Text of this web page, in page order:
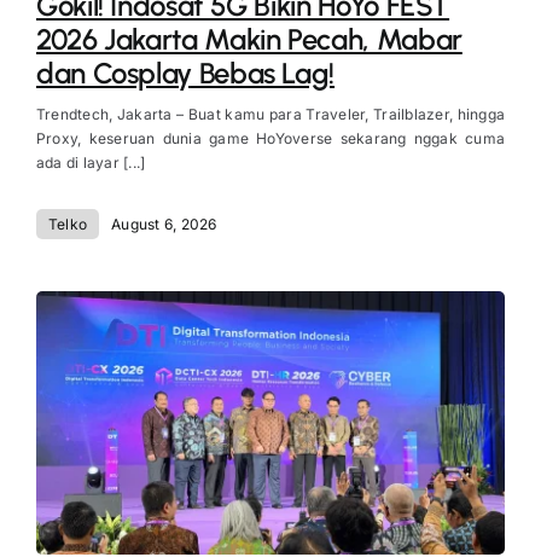
2026 Jakarta Makin Pecah, Mabar
dan Cosplay Bebas Lag!
Trendtech, Jakarta – Buat kamu para Traveler, Trailblazer, hingga
Proxy, keseruan dunia game HoYoverse sekarang nggak cuma
ada di layar [...]
Telko August 6, 2026